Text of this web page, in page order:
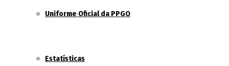
Uniforme Oficial da PPGO
Estatísticas